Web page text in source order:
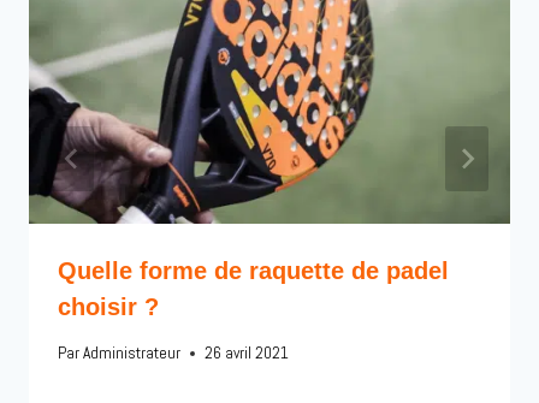
Quelle forme de raquette de padel
choisir ?
ParAdministrateur 26 avril 2021